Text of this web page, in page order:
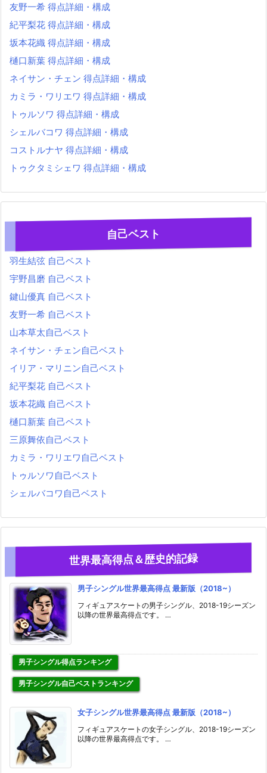
友野一希 得点詳細・構成
紀平梨花 得点詳細・構成
坂本花織 得点詳細・構成
樋口新葉 得点詳細・構成
ネイサン・チェン 得点詳細・構成
カミラ・ワリエワ 得点詳細・構成
トゥルソワ 得点詳細・構成
シェルバコワ 得点詳細・構成
コストルナヤ 得点詳細・構成
トゥクタミシェワ 得点詳細・構成
自己ベスト
羽生結弦 自己ベスト
宇野昌磨 自己ベスト
鍵山優真 自己ベスト
友野一希 自己ベスト
山本草太自己ベスト
ネイサン・チェン自己ベスト
イリア・マリニン自己ベスト
紀平梨花 自己ベスト
坂本花織 自己ベスト
樋口新葉 自己ベスト
三原舞依自己ベスト
カミラ・ワリエワ自己ベスト
トゥルソワ自己ベスト
シェルバコワ自己ベスト
世界最高得点＆歴史的記録
男子シングル世界最高得点 最新版（2018~）
フィギュアスケートの男子シングル、2018-19シーズン
以降の世界最高得点です。 …
男子シングル得点ランキング
男子シングル自己ベストランキング
女子シングル世界最高得点 最新版（2018~）
フィギュアスケートの女子シングル、2018-19シーズン
以降の世界最高得点です。 …